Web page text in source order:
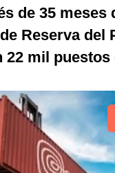
de 35 meses
Reserva del
mil puestos